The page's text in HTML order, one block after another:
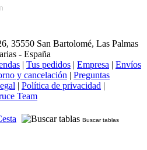
35550 San Bartolomé, Las Palmas
- España
| Tus pedidos | Empresa | Envíos
y cancelación | Preguntas
| Política de privacidad |
Team
Buscar tablas